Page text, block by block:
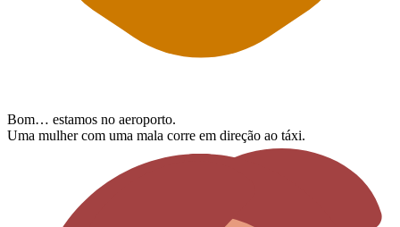
Bom… estamos no aeroporto.
Uma mulher com uma mala corre em direção ao táxi.